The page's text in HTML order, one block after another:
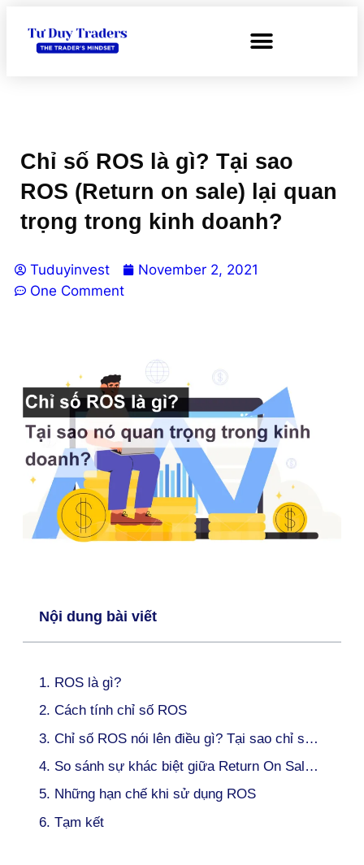
Chỉ số ROS là gì? Tại sao
ROS (Return on sale) lại quan
trọng trong kinh doanh?
Tuduyinvest
November 2, 2021
One Comment
Nội dung bài viết
1. ROS là gì?
2. Cách tính chỉ số ROS
3. Chỉ số ROS nói lên điều gì? Tại sao chỉ số ROS lại quan trọng?
4. So sánh sự khác biệt giữa Return On Sales (ROS) và Return On Equity (ROE)
5. Những hạn chế khi sử dụng ROS
6. Tạm kết